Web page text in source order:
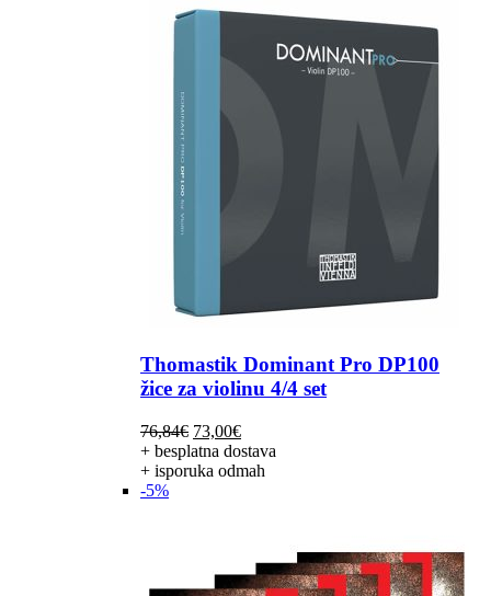
Thomastik Dominant Pro DP100
žice za violinu 4/4 set
76,84€ Izvorna
cijena
bila
73,00€Trenutna
cijena
je:
+ besplatna dostava
+ isporuka odmah
-5%